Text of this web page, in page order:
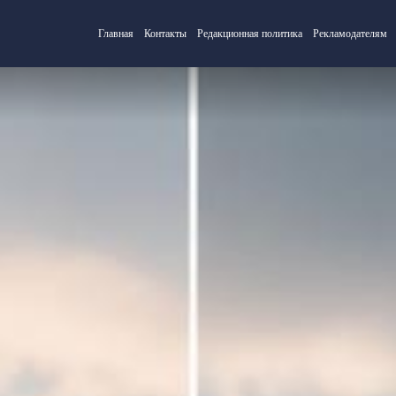
Главная Контакты Редакционная политика Рекламодателям